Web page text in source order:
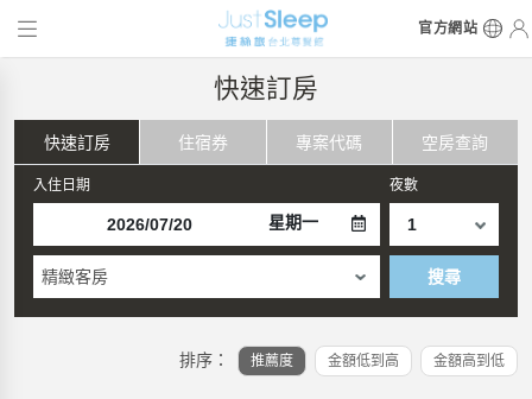
官方網站
快速訂房
快速訂房 住宿券 專案代碼 空房查詢
入住日期
星期一
夜數
精緻客房 搜尋
排序： 推薦度 金額低到高 金額高到低